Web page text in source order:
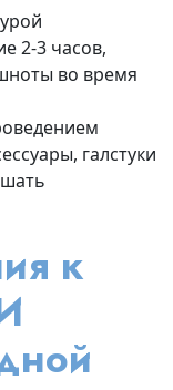
2-3 часов,
во время
галстуки
к